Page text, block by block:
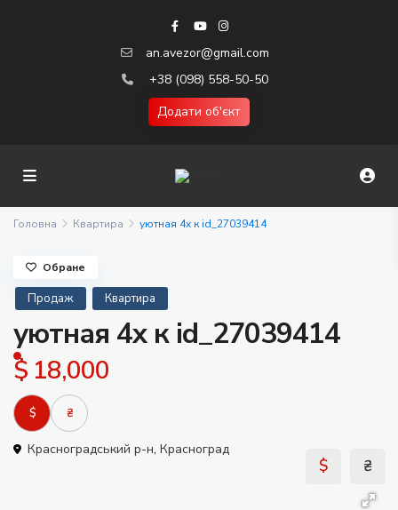
an.avezor@gmail.com
+38 (098) 558-50-50
Додати об'єкт
Головна Квартира уютная 4х к id_27039414
Продаж Квартира
уютная 4х к id_27039414
$ 18,000
$ ₴
Красноградський р-н, Красноград
Обране
$ ₴